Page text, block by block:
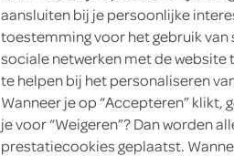
in
Let
aansluiten bij je persoonlijke
toestemming voor het gebruik
sociale netwerken met de
te helpen bij het personaliseren
Wanneer je op “Accepteren”
je voor “Weigeren”? Dan worden
prestatiecookies geplaatst.